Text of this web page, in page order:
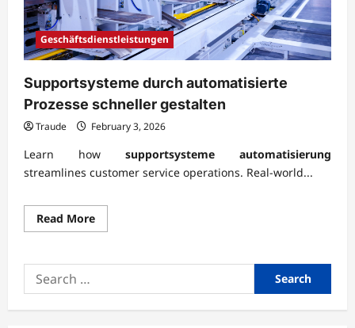
Geschäftsdienstleistungen
Supportsysteme durch automatisierte
Prozesse schneller gestalten
Traude February 3, 2026
Learn how supportsysteme automatisierung
streamlines customer service operations. Real-world...
Read MoreRead
more
durch
schneller
gestalten
Search
for: